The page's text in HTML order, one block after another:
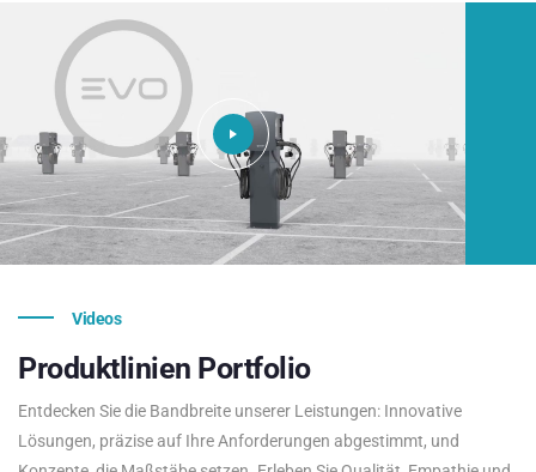
Videos
Produktlinien Portfolio
Entdecken Sie die Bandbreite unserer Leistungen: Innovative
Lösungen, präzise auf Ihre Anforderungen abgestimmt, und